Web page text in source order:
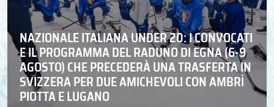
NAZIONALE ITALIANA UNDER 20: I CONVOCATI
E IL PROGRAMMA DEL RADUNO DI EGNA (6-9
AGOSTO) CHE PRECEDERÀ UNA TRASFERTA IN
SVIZZERA PER DUE AMICHEVOLI CON AMBRÌ
PIOTTA E LUGANO